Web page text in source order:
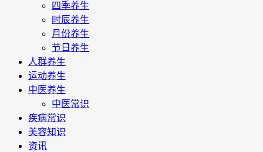
四季养生
时辰养生
月份养生
节日养生
人群养生
运动养生
中医养生
中医常识
疾病常识
美容知识
资讯